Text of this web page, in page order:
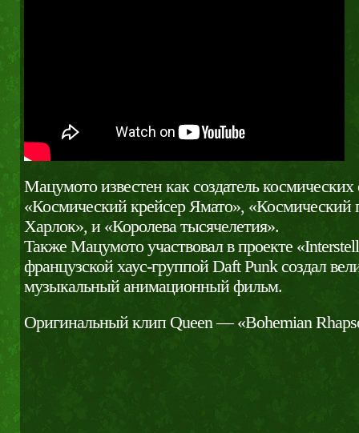
Мацумото известен как создатель космических
«Космический крейсер Ямато», «Космический
Харлок», и «Королева тысячелетия».
Также Мацумото участвовал в проекте
французской хаус-группой Daft Punk создал
музыкальный анимационный фильм.
Оригинальный клип Queen — «Bohemian